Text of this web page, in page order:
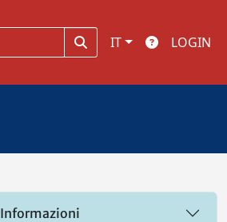
IT LOGIN
Informazioni